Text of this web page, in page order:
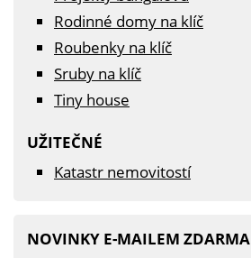
Rodinné domy na klíč
Roubenky na klíč
Sruby na klíč
Tiny house
UŽITEČNÉ
Katastr nemovitostí
NOVINKY E-MAILEM ZDARMA